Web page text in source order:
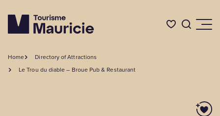
Things to do
Home
Directory of Attractions
Le Trou du diable – Broue Pub & Restaurant